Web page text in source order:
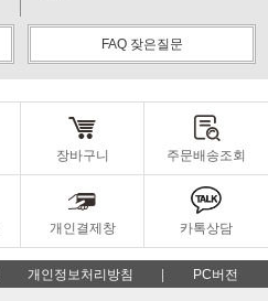
FAQ 잦은질문
장바구니 주문배송조회
개인결제창 카톡상담
개인정보처리방침 PC버전